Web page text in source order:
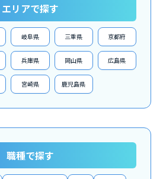
エリアで探す
岐阜県 三重県 京都府
兵庫県 岡山県 広島県
宮崎県 鹿児島県
職種で探す